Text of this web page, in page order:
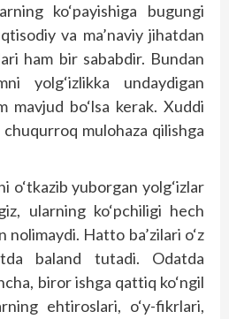
ko‘payishiga bugungi
va ma’naviy jihatdan
ham bir sababdir. Bundan
yolg‘izlikka undaydigan
mavjud bo‘lsa kerak. Xuddi
mulohaza qilishga
o‘tkazib yuborgan yolg‘izlar
ularning ko‘pchiligi hech
nolimaydi. Hatto ba’zilari o‘z
baland tutadi. Odatda
biror ishga qattiq ko‘ngil
ehtiroslari, o‘y-fikrlari,